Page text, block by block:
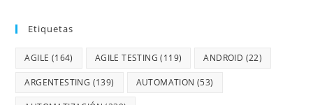
Etiquetas
AGILE (164) AGILE TESTING (119) ANDROID (22)
ARGENTESTING (139) AUTOMATION (53)